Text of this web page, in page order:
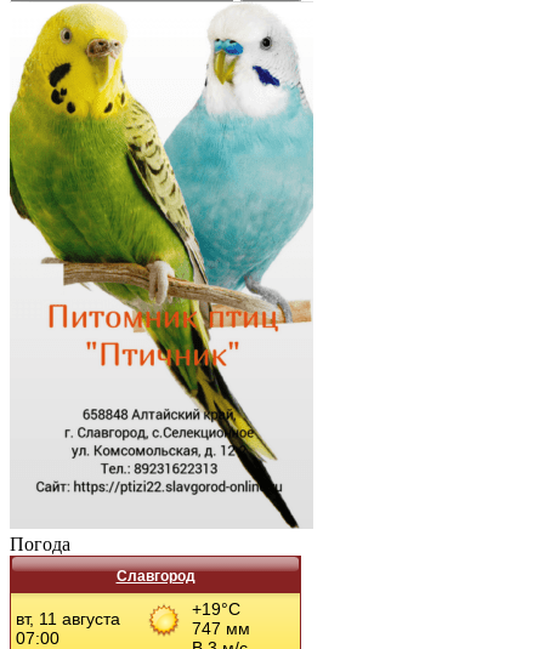
Погода
Славгород